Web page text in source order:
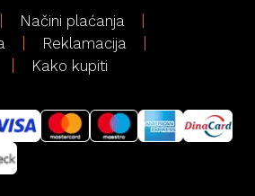
Načini plaćanja
Reklamacija
Kako kupiti